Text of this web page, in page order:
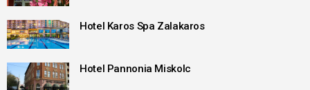
Hotel Karos Spa Zalakaros
Hotel Pannonia Miskolc